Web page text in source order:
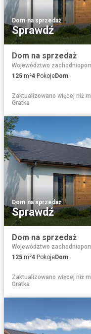
Dom·na sprzedaż
Sprawdź
Dom na sprzedaż
Województwo
125 m²4 PokojeDom
Zaktualizowano więcej niż
Gratka
Dom·na sprzedaż
Sprawdź
Dom na sprzedaż
Województwo
125 m²4 PokojeDom
Zaktualizowano więcej niż
Gratka